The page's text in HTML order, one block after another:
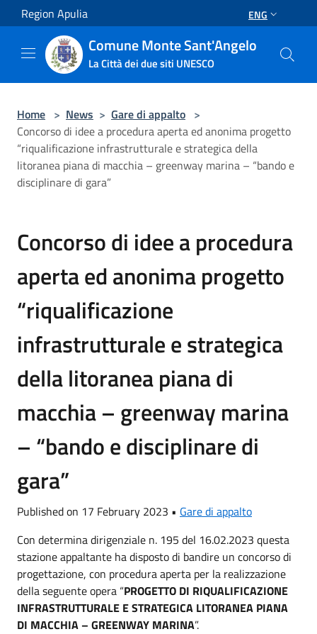
Salta al contenuto principale
Region Apulia ENG
Comune Monte Sant'Angelo
La Città dei due siti UNESCO
Home > News > Gare di appalto >
Concorso di idee a procedura aperta ed anonima progetto
“riqualificazione infrastrutturale e strategica della
litoranea piana di macchia – greenway marina – “bando e
disciplinare di gara”
Concorso di idee a procedura
aperta ed anonima progetto
“riqualificazione
infrastrutturale e strategica
della litoranea piana di
macchia – greenway marina
– “bando e disciplinare di
gara”
Published on 17 February 2023 • Gare di appalto
Con determina dirigenziale n. 195 del 16.02.2023 questa
stazione appaltante ha disposto di bandire un concorso di
progettazione, con procedura aperta per la realizzazione
della seguente opera “PROGETTO DI RIQUALIFICAZIONE
INFRASTRUTTURALE E STRATEGICA LITORANEA PIANA
DI MACCHIA – GREENWAY MARINA”.